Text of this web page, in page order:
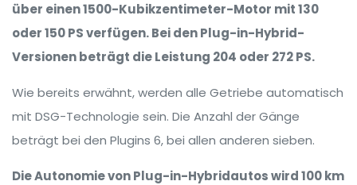
über einen 1500-Kubikzentimeter-Motor mit 130
oder 150 PS verfügen. Bei den Plug-in-Hybrid-
Versionen beträgt die Leistung 204 oder 272 PS.
Wie bereits erwähnt, werden alle Getriebe automatisch
mit DSG-Technologie sein. Die Anzahl der Gänge
beträgt bei den Plugins 6, bei allen anderen sieben.
Die Autonomie von Plug-in-Hybridautos wird 100 km